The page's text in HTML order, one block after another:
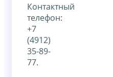
Контактный
телефон:
+7
(4912)
35-89-
77.